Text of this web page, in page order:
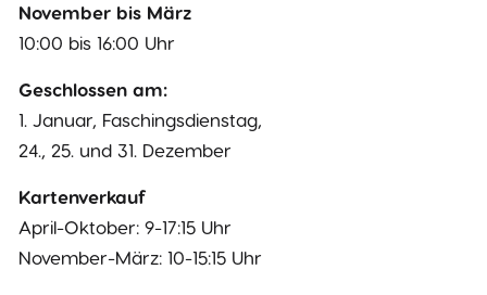
November bis März
10:00 bis 16:00 Uhr
Geschlossen am:
1. Januar, Faschingsdienstag,
24., 25. und 31. Dezember
Kartenverkauf
April-Oktober: 9-17:15 Uhr
November-März: 10-15:15 Uhr